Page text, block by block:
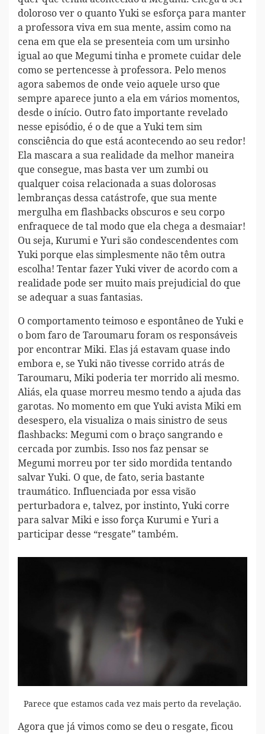
doloroso ver o quanto Yuki se esforça para manter
a professora viva em sua mente, assim como na
cena em que ela se presenteia com um ursinho
igual ao que Megumi tinha e promete cuidar dele
como se pertencesse à professora. Pelo menos
agora sabemos de onde veio aquele urso que
sempre aparece junto a ela em vários momentos,
desde o início. Outro fato importante revelado
nesse episódio, é o de que a Yuki tem sim
consciência do que está acontecendo ao seu redor!
Ela mascara a sua realidade da melhor maneira
que consegue, mas basta ver um zumbi ou
qualquer coisa relacionada a suas dolorosas
lembranças dessa catástrofe, que sua mente
mergulha em flashbacks obscuros e seu corpo
enfraquece de tal modo que ela chega a desmaiar!
Ou seja, Kurumi e Yuri são condescendentes com
Yuki porque elas simplesmente não têm outra
escolha! Tentar fazer Yuki viver de acordo com a
realidade pode ser muito mais prejudicial do que
se adequar a suas fantasias.
O comportamento teimoso e espontâneo de Yuki e
o bom faro de Taroumaru foram os responsáveis
por encontrar Miki. Elas já estavam quase indo
embora e, se Yuki não tivesse corrido atrás de
Taroumaru, Miki poderia ter morrido ali mesmo.
Aliás, ela quase morreu mesmo tendo a ajuda das
garotas. No momento em que Yuki avista Miki em
desespero, ela visualiza o mais sinistro de seus
flashbacks: Megumi com o braço sangrando e
cercada por zumbis. Isso nos faz pensar se
Megumi morreu por ter sido mordida tentando
salvar Yuki. O que, de fato, seria bastante
traumático. Influenciada por essa visão
perturbadora e, talvez, por instinto, Yuki corre
para salvar Miki e isso força Kurumi e Yuri a
participar desse “resgate” também.
Parece que estamos cada vez mais perto da revelação.
Agora que já vimos como se deu o resgate, ficou